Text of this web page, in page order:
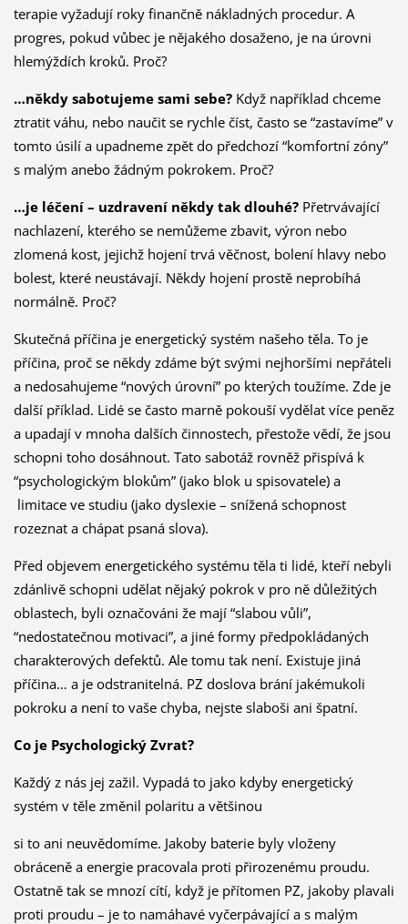
terapie vyžadují roky finančně nákladných procedur. A
progres, pokud vůbec je nějakého dosaženo, je na úrovni
hlemýždích kroků. Proč?
…někdy sabotujeme sami sebe?Když například chceme
ztratit váhu, nebo naučit se rychle číst, často se “zastavíme” v
tomto úsilí a upadneme zpět do předchozí “komfortní zóny”
s malým anebo žádným pokrokem. Proč?
…je léčení – uzdravení někdy tak dlouhé?Přetrvávající
nachlazení, kterého se nemůžeme zbavit, výron nebo
zlomená kost, jejichž hojení trvá věčnost, bolení hlavy nebo
bolest, které neustávají. Někdy hojení prostě neprobíhá
normálně. Proč?
Skutečná příčina je energetický systém našeho těla. To je
příčina, proč se někdy zdáme být svými nejhoršími nepřáteli
a nedosahujeme “nových úrovní” po kterých toužíme. Zde je
další příklad. Lidé se často marně pokouší vydělat více peněz
a upadají v mnoha dalších činnostech, přestože vědí, že jsou
schopni toho dosáhnout. Tato sabotáž rovněž přispívá k
“psychologickým blokům” (jako blok u spisovatele) a
limitace ve studiu (jako dyslexie – snížená schopnost
rozeznat a chápat psaná slova).
Před objevem energetického systému těla ti lidé, kteří nebyli
zdánlivě schopni udělat nějaký pokrok v pro ně důležitých
oblastech, byli označováni že mají “slabou vůli”,
“nedostatečnou motivaci”, a jiné formy předpokládaných
charakterových defektů. Ale tomu tak není. Existuje jiná
příčina… a je odstranitelná. PZ doslova brání jakémukoli
pokroku a není to vaše chyba, nejste slaboši ani špatní.
Co je Psychologický Zvrat?
Každý z nás jej zažil. Vypadá to jako kdyby energetický
systém v těle změnil polaritu a většinou
si to ani neuvědomíme. Jakoby baterie byly vloženy
obráceně a energie pracovala proti přirozenému proudu.
Ostatně tak se mnozí cítí, když je přítomen PZ, jakoby plavali
proti proudu – je to namáhavé vyčerpávající a s malým